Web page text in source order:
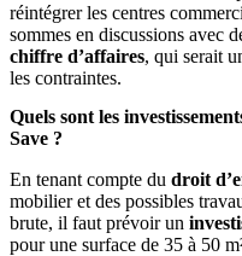
réintégrer les centres
sommes en discussions avec
chiffre d’affaires, qui serait
les contraintes.
Quels sont les
Save ?
En tenant compte du droit
mobilier et des possibles
brute, il faut prévoir un
pour une surface de 35 à 50